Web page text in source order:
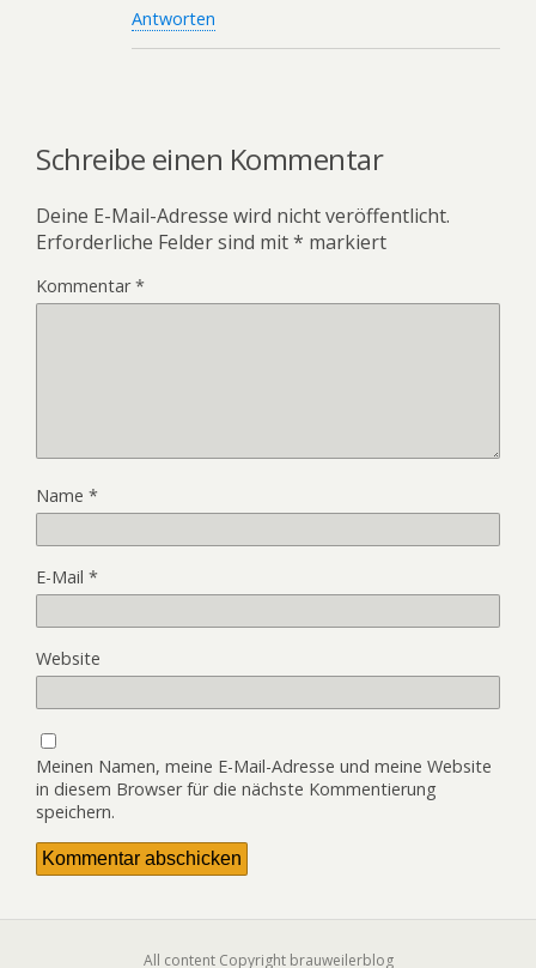
Antworten
Schreibe einen Kommentar
Deine E-Mail-Adresse wird nicht veröffentlicht.
Erforderliche Felder sind mit* markiert
Kommentar*
Name *
E-Mail *
Website
Meinen Namen, meine E-Mail-Adresse und meine Website
in diesem Browser für die nächste Kommentierung
speichern.
All content Copyright brauweilerblog